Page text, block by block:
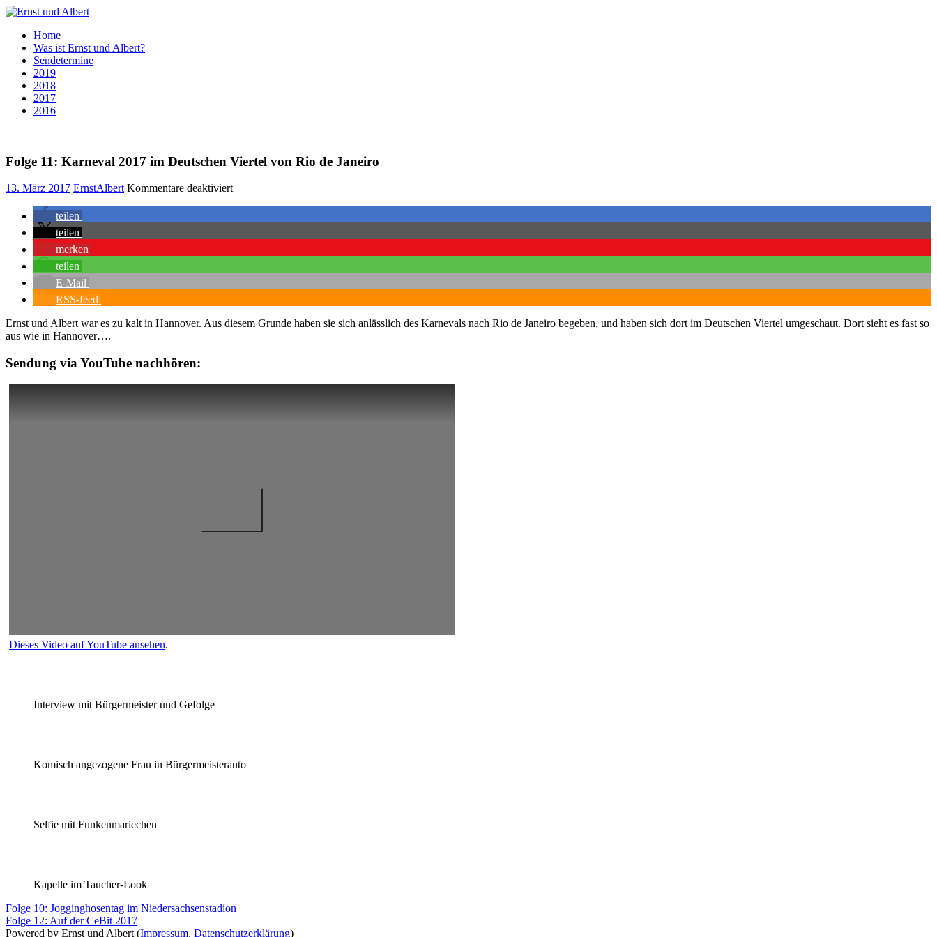
Zum
springen
Ernst
Albert
Home
Was ist Ernst und Albert?
Sendetermine
2019
2018
2017
2016
Folge 11: Karneval 2017 im Deutschen Viertel von Rio de Janeiro
13. März 2017 ErnstAlbert Kommentare deaktiviertfür
Karneval
2017
Viertel
von
Janeiro
teilen
teilen
merken
teilen
E-Mail
RSS-feed
Ernst und Albert war es zu kalt in Hannover. Aus diesem Grunde haben sie sich anlässlich des Karnevals nach Rio de Janeiro begeben, und haben sich dort im Deutschen Viertel umgeschaut. Dort sieht es fast so
aus wie in Hannover….
Sendung via YouTube nachhören:
Dieses Video auf YouTube ansehen.
Interview mit Bürgermeister und Gefolge
Komisch angezogene Frau in Bürgermeisterauto
Selfie mit Funkenmariechen
Kapelle im Taucher-Look
Beitragsnavigation
Vorheriger
Beitrag:
Folge 10: Jogginghosentag im Niedersachsenstadion
Nächster
Beitrag:
Folge 12: Auf der CeBit 2017
Powered by Ernst und Albert (Impressum, Datenschutzerklärung)